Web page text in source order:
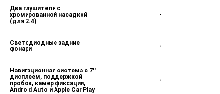
Два глушителя с
хромированной насадкой
(для 2.4)
Светодиодные задние
фонари
Навигационная система с 7''
дисплеем, поддержкой
пробок, камер фиксации,
Android Auto и Apple Car Play
-
-
-